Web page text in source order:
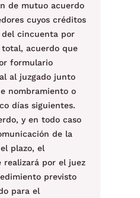
de mutuo acuerdo
cuyos créditos
cincuenta por
acuerdo que
formulario
al juzgado junto
nombramiento o
días siguientes.
y en todo caso
de la
plazo, el
realizará por el juez
previsto
para el